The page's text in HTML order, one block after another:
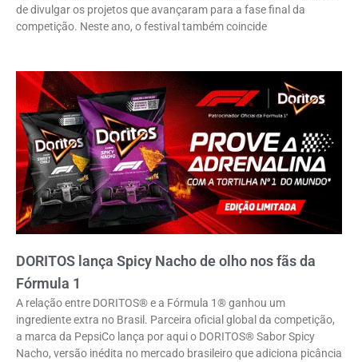
de divulgar os projetos que avançaram para a fase final da
competição. Neste ano, o festival também coincide
DORITOS lança Spicy Nacho de olho nos fãs da
Fórmula 1
A relação entre DORITOS® e a Fórmula 1® ganhou um
ingrediente extra no Brasil. Parceira oficial global da competição,
a marca da PepsiCo lança por aqui o DORITOS® Sabor Spicy
Nacho, versão inédita no mercado brasileiro que adiciona picância